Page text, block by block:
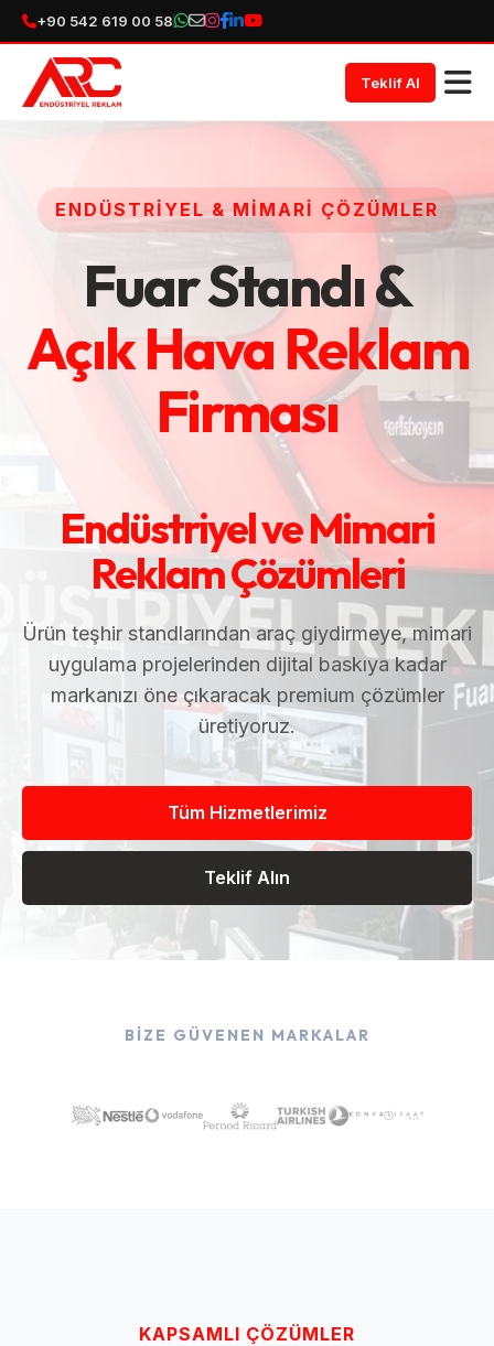
+90 542 619 00 58
Teklif Al
ENDÜSTRIYEL & MIMARI ÇÖZÜMLER
Fuar Standı &
Açık Hava Reklam
Firması
Endüstriyel ve Mimari
Reklam Çözümleri
Ürün teşhir standlarından araç giydirmeye, mimari
uygulama projelerinden dijital baskıya kadar
markanızı öne çıkaracak premium çözümler
üretiyoruz.
Tüm Hizmetlerimiz
Teklif Alın
BIZE GÜVENEN MARKALAR
KAPSAMLI ÇÖZÜMLER